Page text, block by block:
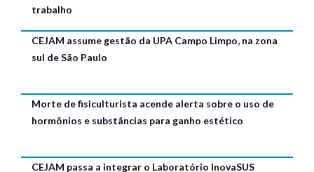
trabalho
CEJAM assume gestão da UPA Campo Limpo, na zona
sul de São Paulo
Morte de fisiculturista acende alerta sobre o uso de
hormônios e substâncias para ganho estético
CEJAM passa a integrar o Laboratório InovaSUS